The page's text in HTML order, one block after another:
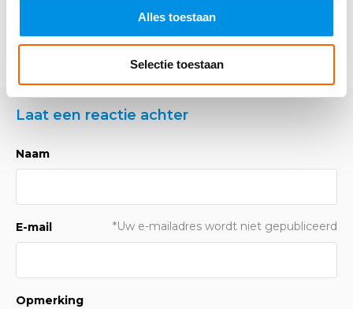
Alles toestaan
Selectie toestaan
Laat een reactie achter
Naam
E-mail *Uw e-mailadres wordt niet gepubliceerd
Opmerking